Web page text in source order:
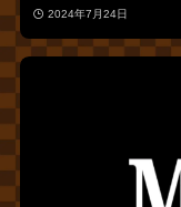
2024年7月24日